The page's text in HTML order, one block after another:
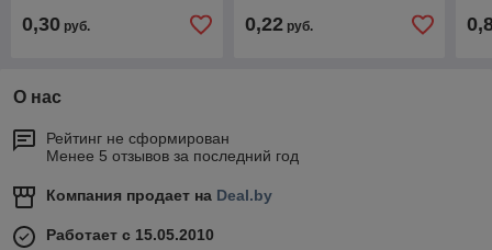
0,30 руб. 0,22руб.
О нас
Рейтинг не сформирован
Менее 5 отзывов за последний год
Компания продает на Deal.by
Работает с 15.05.2010